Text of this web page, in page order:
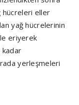
hücreleri eller
yağ hücrelerinin
eriyerek
kadar
yerleşmeleri